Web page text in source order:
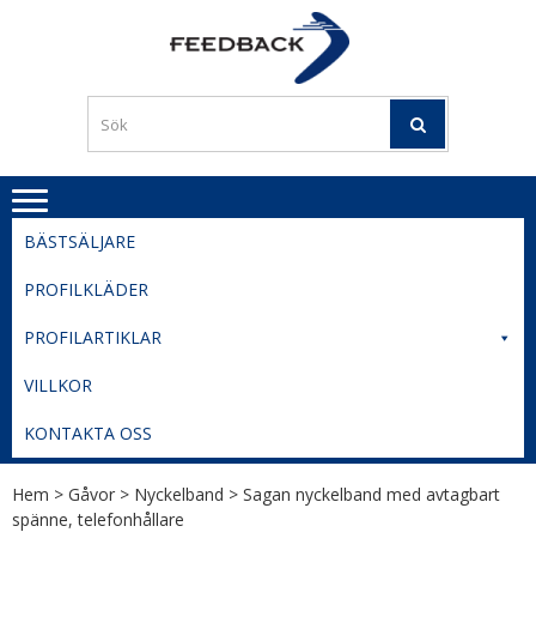
TIL
BESTE
PRISER
BÄSTSÄLJARE
PROFILKLÄDER
PROFILARTIKLAR
VILLKOR
KONTAKTA OSS
Hem > Gåvor > Nyckelband > Sagan nyckelband med avtagbart
spänne, telefonhållare